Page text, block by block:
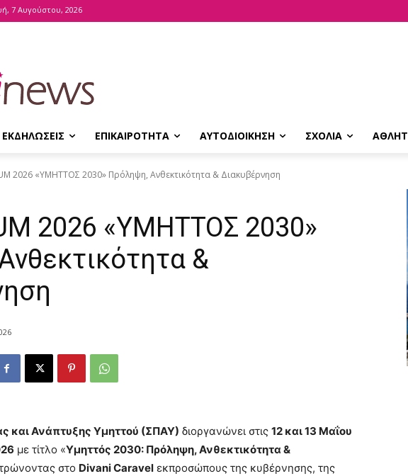
7 Αυγούστου, 2026
ΕΚΔΗΛΩΣΕΙΣ ΕΠΙΚΑΙΡΟΤΗΤΑ ΑΥΤΟΔΙΟΙΚΗΣΗ ΣΧΟΛΙΑ
2026 «ΥΜΗΤΤΟΣ 2030» Πρόληψη, Ανθεκτικότητα & Διακυβέρνηση
2026 «ΥΜΗΤΤΟΣ 2030»
&
και Ανάπτυξης Υμηττού (ΣΠΑΥ) διοργανώνει στις 12 και 13 Μαΐου
με τίτλο «Υμηττός 2030: Πρόληψη, Ανθεκτικότητα &
στο Divani Caravel εκπροσώπους της κυβέρνησης, της